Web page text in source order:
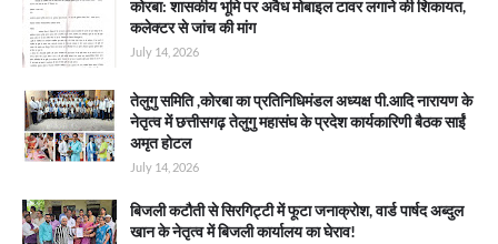
कोरबा: शासकीय भूमि पर अवैध मोबाइल टावर लगाने की शिकायत,
कलेक्टर से जांच की मांग
July 14, 2026
तेलुगु समिति ,कोरबा का प्रतिनिधिमंडल अध्यक्ष पी.आदि नारायण के
नेतृत्व में छत्तीसगढ़ तेलुगु महासंघ के प्रदेश कार्यकारिणी बैठक साईं
अमृत होटल
July 14, 2026
बिजली कटौती से सिरगिट्टी में फूटा जनाक्रोश, वार्ड पार्षद अब्दुल
खान के नेतृत्व में बिजली कार्यालय का घेराव!